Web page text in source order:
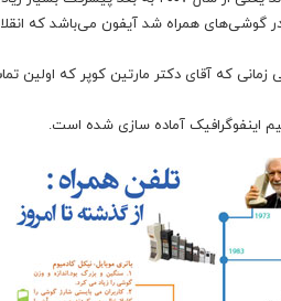
گوشی‌های همراه شد آیفون می‌باشد که
را به گردش زمانی ۳۸ سال قبل یعنی زمانی که آقای دکتر مارتین
اینفوگرافیک آماده سازی شده است.